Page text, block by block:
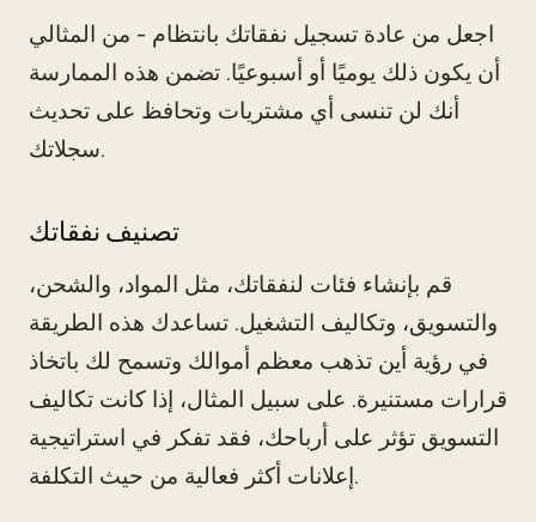
اجعل من عادة تسجيل نفقاتك بانتظام - من المثالي
أن يكون ذلك يوميًا أو أسبوعيًا. تضمن هذه الممارسة
أنك لن تنسى أي مشتريات وتحافظ على تحديث
سجلاتك.
تصنيف نفقاتك
قم بإنشاء فئات لنفقاتك، مثل المواد، والشحن،
والتسويق، وتكاليف التشغيل. تساعدك هذه الطريقة
في رؤية أين تذهب معظم أموالك وتسمح لك باتخاذ
قرارات مستنيرة. على سبيل المثال، إذا كانت تكاليف
التسويق تؤثر على أرباحك، فقد تفكر في استراتيجية
إعلانات أكثر فعالية من حيث التكلفة.